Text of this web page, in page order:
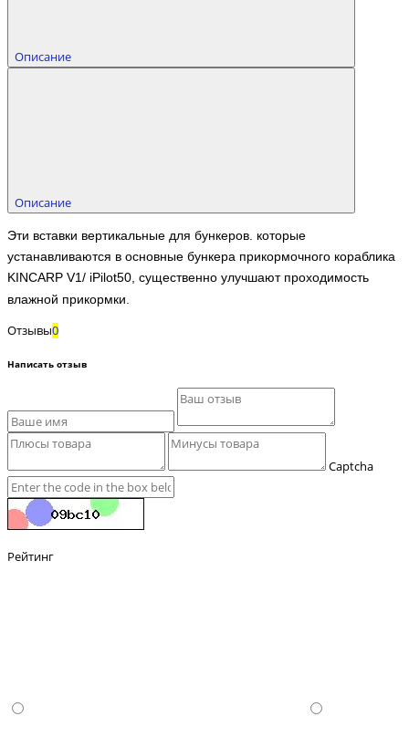
Описание
Описание
Эти вставки вертикальные для бункеров. которые
устанавливаются в основные бункера прикормочного кораблика
KINCARP V1/ iPilot50, существенно улучшают проходимость
влажной прикормки.
Отзывы0
Написать отзыв
Captcha
Рейтинг